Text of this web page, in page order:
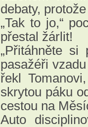
debaty,
„Tak to jo,“
přestal žárlit!
„Přitáhněte
pasažéři
řekl
skrytou páku
cestou na
Auto